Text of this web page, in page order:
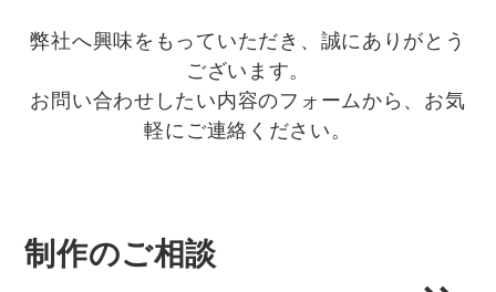
弊社へ興味をもっていただき、誠にありがとう
ございます。
お問い合わせしたい内容のフォームから、お気
軽にご連絡ください。
制作のご相談